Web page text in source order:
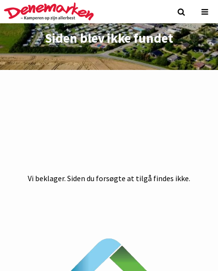
Siden blev ikke fundet
Vi beklager. Siden du forsøgte at tilgå findes ikke.